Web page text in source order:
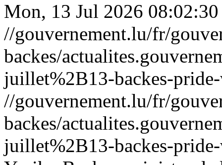
Mon, 13 Jul 2026
//gouvernement.lu/fr/
backes/
juillet%2B13-backes-
//gouvernement.lu/fr/
backes/
juillet%2B13-backes-